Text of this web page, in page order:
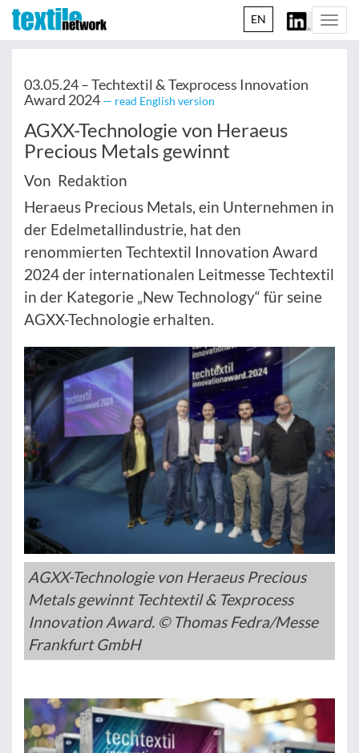
EN
03.05.24 –Techtextil & Texprocess Innovation
Award 2024 — read English version
AGXX-Technologie von Heraeus
Precious Metals gewinnt
Von Redaktion
Heraeus Precious Metals, ein Unternehmen in
der Edelmetallindustrie, hat den
renommierten Techtextil Innovation Award
2024 der internationalen Leitmesse Techtextil
in der Kategorie „New Technology“ für seine
AGXX-Technologie erhalten.
AGXX-Technologie von Heraeus Precious
Metals gewinnt Techtextil & Texprocess
Innovation Award. © Thomas Fedra/Messe
Frankfurt GmbH